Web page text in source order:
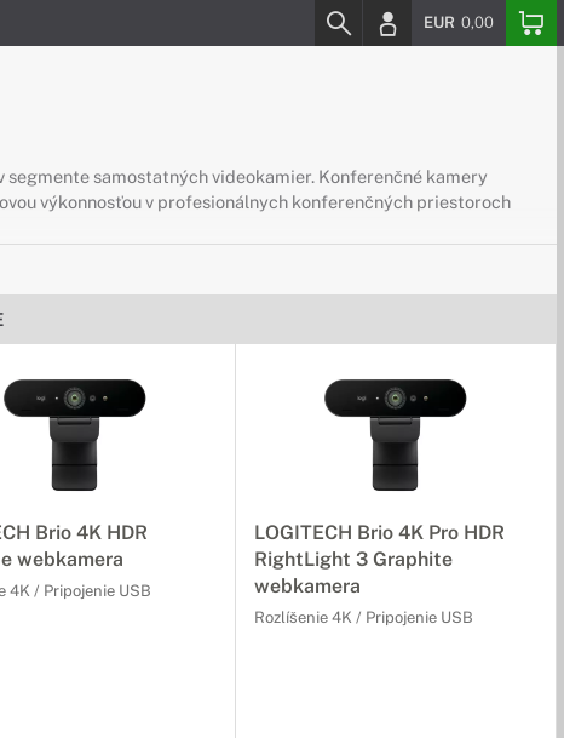
EUR 0,00
samostatných videokamier. Konferenčné kamery
výkonnosťou v profesionálnych konferenčných priestoroch
Brio 4K HDR
webkamera
4K / Pripojenie USB
LOGITECH Brio 4K Pro HDR
RightLight 3 Graphite
webkamera
Rozlíšenie 4K / Pripojenie USB